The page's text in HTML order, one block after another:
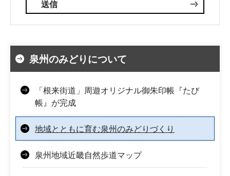
泉州のみどりについて
「根来街道」周遊オリジナル御朱印帳『たび
帳』が完成
地域とともに育む泉州のみどりづくり
泉州地域近畿自然歩道マップ